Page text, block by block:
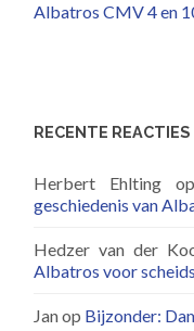
Albatros CMV 4 en
RECENTE REACTIES
Herbert Ehlting
geschiedenis van
Hedzer van der
Albatros voor
Janop Bijzonder: